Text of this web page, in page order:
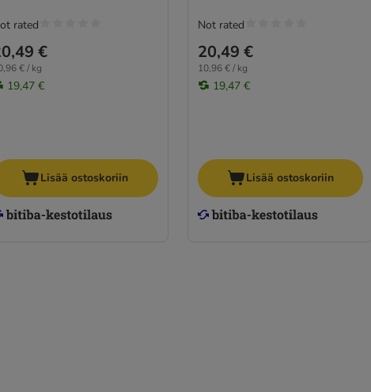
€
€ / kg
19,47 €
rated
Lisää ostoskoriin
20,49 €
10,96 € / kg
19,47 €
Not rated
Lisää ostoskoriin